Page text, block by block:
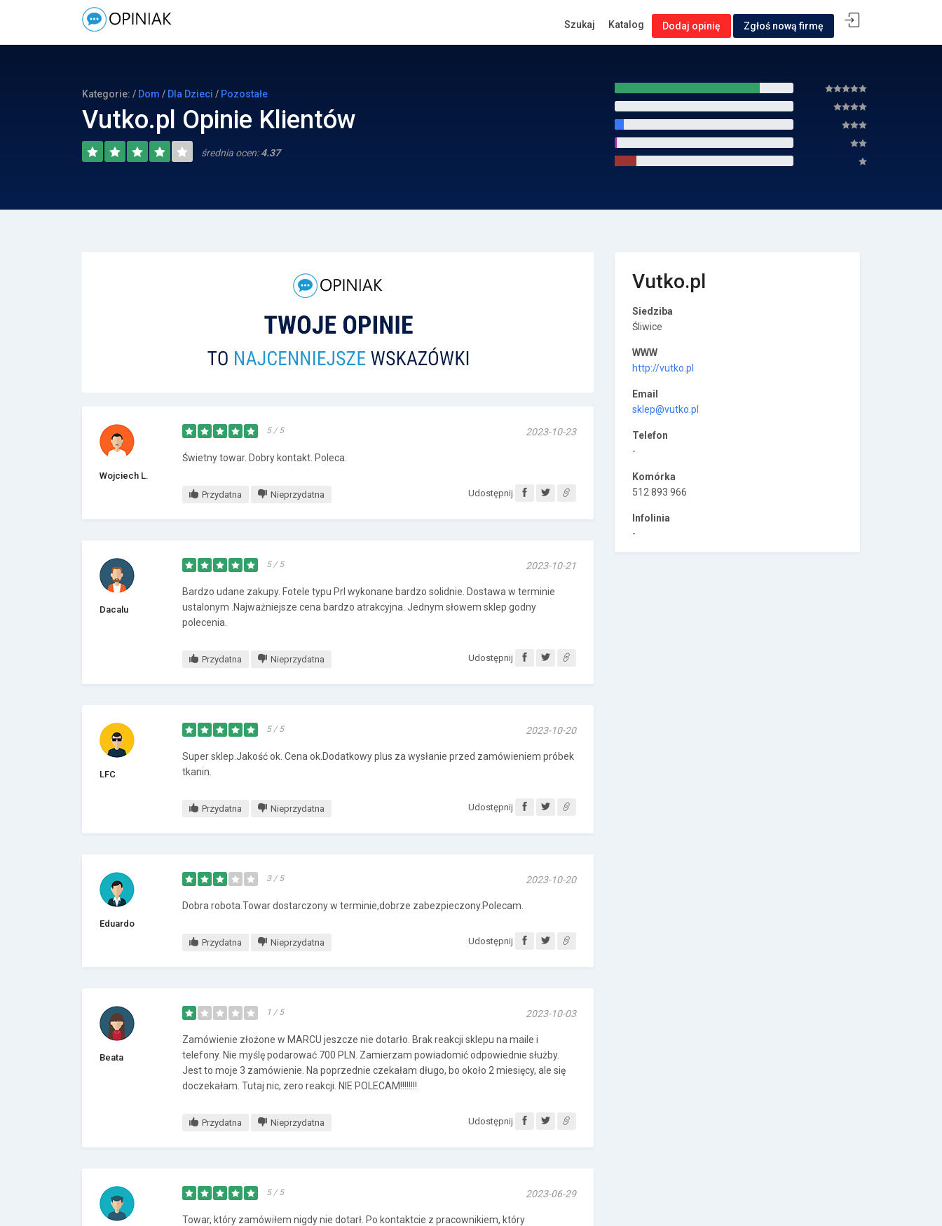
Kategorie: / Dom / Dla Dzieci / Pozostałe
Vutko.pl Opinie Klientów
średnia ocen:4.37
Wojciech L.
5 / 5 2023-10-23
Świetny towar. Dobry kontakt. Poleca.
Przydatna Nieprzydatna Udostępnij
Dacalu
5 / 5 2023-10-21
Bardzo udane zakupy. Fotele typu Prl wykonane bardzo solidnie. Dostawa w terminie
ustalonym .Najważniejsze cena bardzo atrakcyjna. Jednym słowem sklep godny
polecenia.
Przydatna Nieprzydatna Udostępnij
LFC
5 / 5 2023-10-20
Super sklep.Jakość ok. Cena ok.Dodatkowy plus za wysłanie przed zamówieniem próbek
tkanin.
Przydatna Nieprzydatna Udostępnij
Eduardo
3 / 5 2023-10-20
Dobra robota.Towar dostarczony w terminie,dobrze zabezpieczony.Polecam.
Przydatna Nieprzydatna Udostępnij
Beata
1 / 5 2023-10-03
Zamówienie złożone w MARCU jeszcze nie dotarło. Brak reakcji sklepu na maile i
telefony. Nie myślę podarować 700 PLN. Zamierzam powiadomić odpowiednie służby.
Jest to moje 3 zamówienie. Na poprzednie czekałam długo, bo około 2 miesięcy, ale się
doczekałam. Tutaj nic, zero reakcji. NIE POLECAM!!!!!!!!
Przydatna Nieprzydatna Udostępnij
5 / 5 2023-06-29
Towar, który zamówiłem nigdy nie dotarł. Po kontaktcie z pracownikiem, który
Vutko.pl
Siedziba
Śliwice
WWW
http://vutko.pl
Email
sklep@vutko.pl
Telefon
-
Komórka
512 893 966
Infolinia
-
Szukaj Katalog Dodaj opinię Zgłoś nową firmę